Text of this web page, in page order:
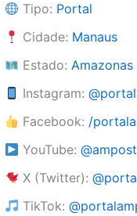
Tipo: Portal
Cidade: Manaus
Estado:Amazonas
Instagram:
Facebook: /
YouTube:
X (Twitter):
TikTok: